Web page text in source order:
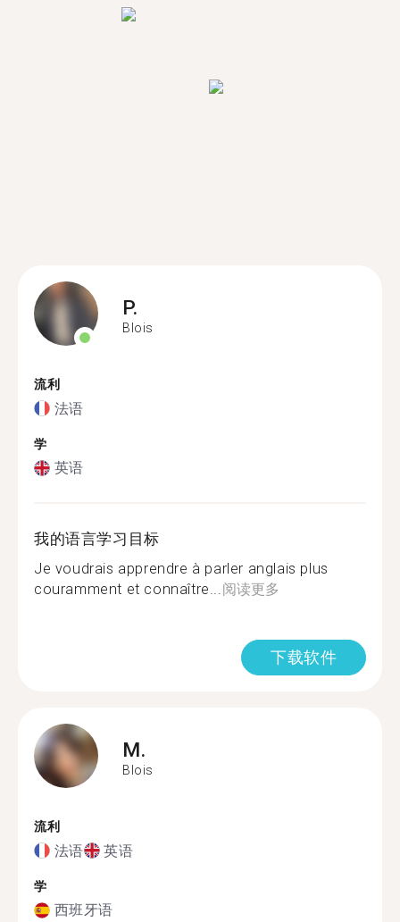
P.
Blois
流利
法语
学
英语
我的语言学习目标
Je voudrais apprendre à parler anglais plus
couramment et connaître...阅读更多
下载软件
M.
Blois
流利
法语 英语
学
西班牙语